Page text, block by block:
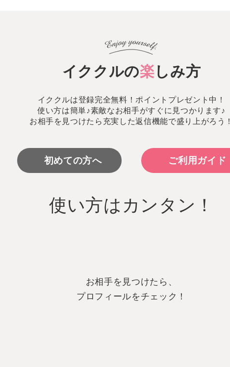
イククルの楽しみ方
イククルは登録完全無料！ポイントプレゼント中！
使い方は簡単♪素敵なお相手がすぐに見つかります♪
お相手を見つけたら充実した返信機能で盛り上がろう！
初めての方へ ご利用ガイド
使い方はカンタン！
お相手を見つけたら、
プロフィールをチェック！